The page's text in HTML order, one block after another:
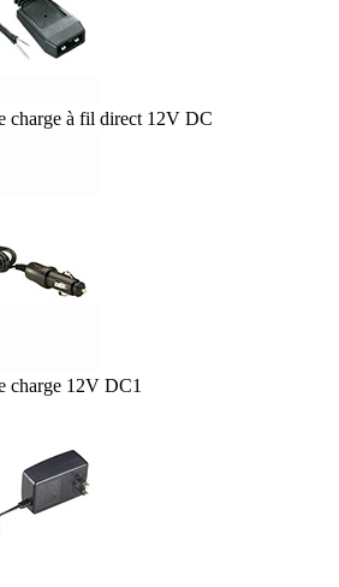
charge à fil direct 12V DC
charge 12V DC1